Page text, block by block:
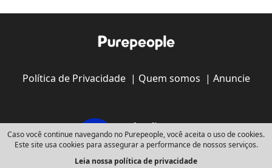
Política de Privacidade| Quem somos | Anuncie
Caso você continue navegando no Purepeople, você aceita o uso de cookies.
Este site usa cookies para assegurar a performance de nossos serviços.
Leia nossa política de privacidade